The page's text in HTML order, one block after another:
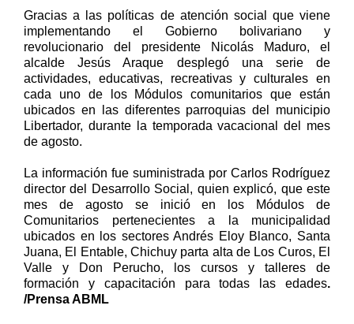
Gracias a las políticas de atención social que viene
implementando el Gobierno bolivariano y
revolucionario del presidente Nicolás Maduro, el
alcalde Jesús Araque desplegó una serie de
actividades, educativas, recreativas y culturales en
cada uno de los Módulos comunitarios que están
ubicados en las diferentes parroquias del municipio
Libertador, durante la temporada vacacional del mes
de agosto.
La información fue suministrada por Carlos Rodríguez
director del Desarrollo Social, quien explicó, que este
mes de agosto se inició en los Módulos de
Comunitarios pertenecientes a la municipalidad
ubicados en los sectores Andrés Eloy Blanco, Santa
Juana, El Entable, Chichuy parta alta de Los Curos, El
Valle y Don Perucho, los cursos y talleres de
formación y capacitación para todas las edades.
/Prensa ABML